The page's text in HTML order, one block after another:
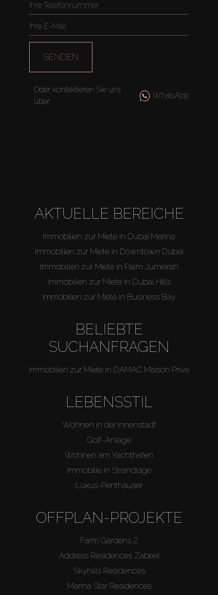
SENDEN
Oder kontaktieren Sie uns
über
WhatsApp
AKTUELLE BEREICHE
Immobilien zur Miete in Dubai Marina
Immobilien zur Miete in Downtown Dubai
Immobilien zur Miete in Palm Jumeirah
Immobilien zur Miete in Dubai Hills
Immobilien zur Miete in Business Bay
BELIEBTE
SUCHANFRAGEN
Immobilien zur Miete in DAMAC Maison Prive
LEBENSSTIL
Wohnen in der Innenstadt
Golf-Anlage
Wohnen am Yachthafen
Immobilie in Strandlage
Luxus-Penthäuser
OFFPLAN-PROJEKTE
Farm Gardens 2
Address Residences Zabeel
Skyhills Residences
Marina Star Residences